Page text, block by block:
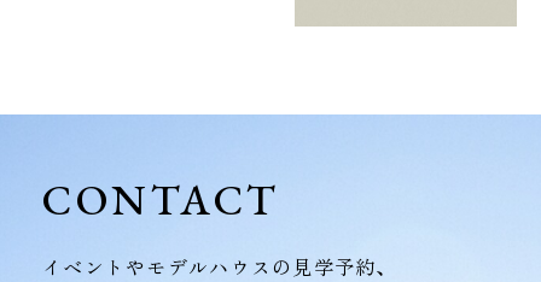
CONTACT
イベントやモデルハウスの見学予約、